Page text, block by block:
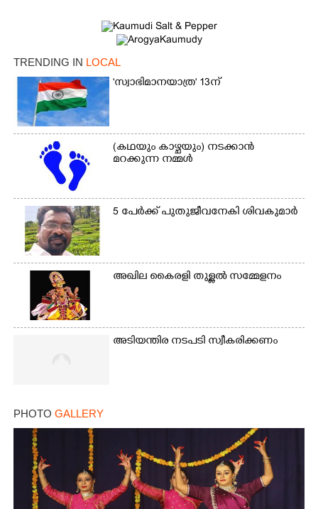
TRENDING IN LOCAL
'സ്വാഭിമാനയാത്ര' 13ന്
(കഥയും കാഴ്ചയും) നടക്കാൻ
മറക്കുന്ന നമ്മൾ
5 പേർക്ക് പുതുജീവനേകി ശിവകുമാർ
അഖില കൈരളി തുള്ളൽ സമ്മേളനം
അടിയന്തിര നടപടി സ്വീകരിക്കണം
PHOTO GALLERY
Copy Link